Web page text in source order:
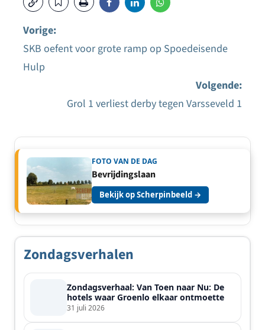
Bericht
Vorige:
SKB oefent voor grote ramp op Spoedeisende
Hulp
Volgende:
Grol 1 verliest derby tegen Varsseveld 1
FOTO VAN DE DAG
Bevrijdingslaan
Bekijk op Scherpinbeeld →
Zondagsverhalen
Zondagsverhaal: Van Toen naar Nu: De
hotels waar Groenlo elkaar ontmoette
31 juli 2026